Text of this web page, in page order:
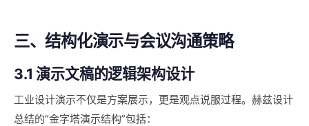
三、结构化演示与会议沟通策略
3.1 演示文稿的逻辑架构设计
工业设计演示不仅是方案展示，更是观点说服过程。赫兹设计
总结的“金字塔演示结构”包括：